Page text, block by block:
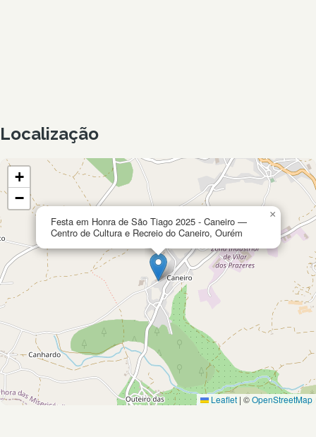
Localização
Festa em Honra de São Tiago 2025 - Caneiro —
Centro de Cultura e Recreio do Caneiro, Ourém
×
+
−
Leaflet | ©OpenStreetMap